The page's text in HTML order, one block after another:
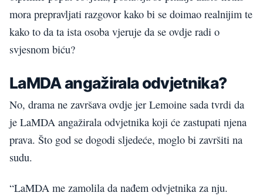
mora prepravljati razgovor kako bi se doimao realnijim te
kako to da ta ista osoba vjeruje da se ovdje radi o
svjesnom biću?
LaMDA angažirala odvjetnika?
No, drama ne završava ovdje jer Lemoine sada tvrdi da
je LaMDA angažirala odvjetnika koji će zastupati njena
prava. Što god se dogodi sljedeće, moglo bi završiti na
sudu.
“LaMDA me zamolila da nađem odvjetnika za nju.